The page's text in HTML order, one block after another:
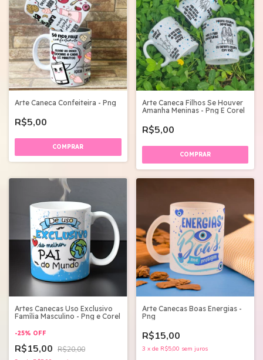
Arte Caneca Confeiteira - Png
R$5,00
Arte Caneca Filhos Se Houver
Amanha Meninas - Png E Corel
R$5,00
Artes Canecas Uso Exclusivo
Família Masculino - Png e Corel
-25% OFF
R$15,00 R$20,00
Arte Canecas Boas Energias -
Png
R$15,00
3 x de R$5,00 sem juros